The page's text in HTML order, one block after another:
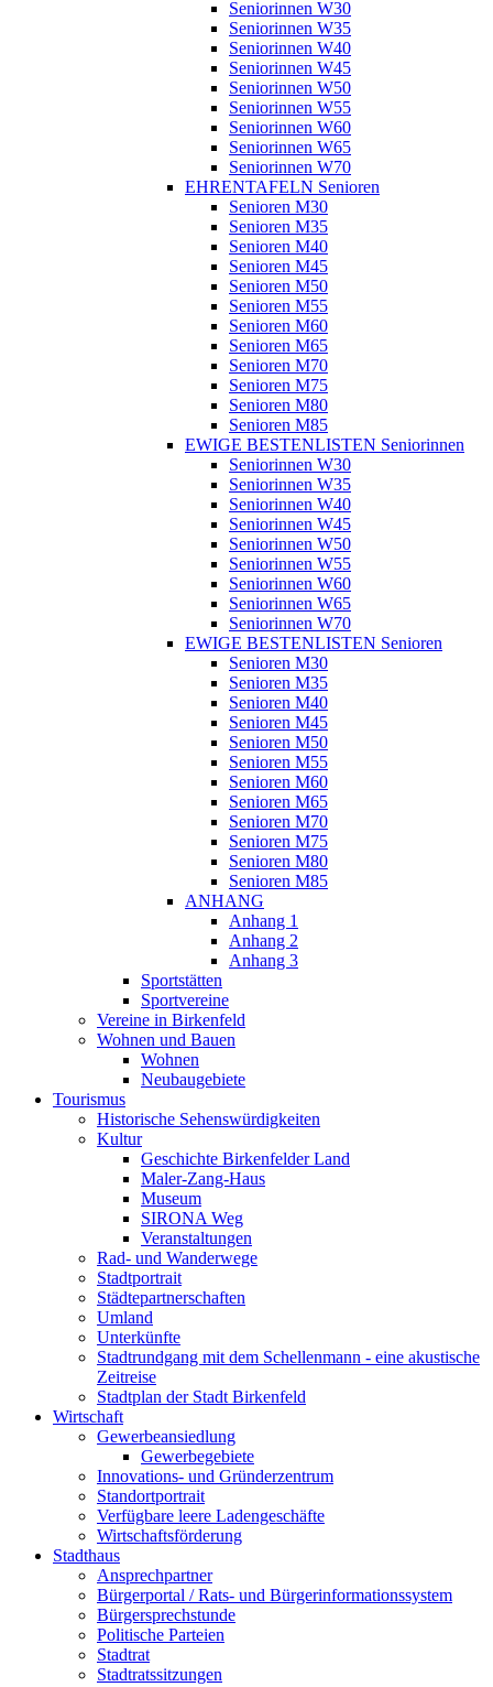
Seniorinnen W30
Seniorinnen W35
Seniorinnen W40
Seniorinnen W45
Seniorinnen W50
Seniorinnen W55
Seniorinnen W60
Seniorinnen W65
Seniorinnen W70
EHRENTAFELN Senioren
Senioren M30
Senioren M35
Senioren M40
Senioren M45
Senioren M50
Senioren M55
Senioren M60
Senioren M65
Senioren M70
Senioren M75
Senioren M80
Senioren M85
EWIGE BESTENLISTEN Seniorinnen
Seniorinnen W30
Seniorinnen W35
Seniorinnen W40
Seniorinnen W45
Seniorinnen W50
Seniorinnen W55
Seniorinnen W60
Seniorinnen W65
Seniorinnen W70
EWIGE BESTENLISTEN Senioren
Senioren M30
Senioren M35
Senioren M40
Senioren M45
Senioren M50
Senioren M55
Senioren M60
Senioren M65
Senioren M70
Senioren M75
Senioren M80
Senioren M85
ANHANG
Anhang 1
Anhang 2
Anhang 3
Sportstätten
Sportvereine
Vereine in Birkenfeld
Wohnen und Bauen
Wohnen
Neubaugebiete
Tourismus
Historische Sehenswürdigkeiten
Kultur
Geschichte Birkenfelder Land
Maler-Zang-Haus
Museum
SIRONA Weg
Veranstaltungen
Rad- und Wanderwege
Stadtportrait
Städtepartnerschaften
Umland
Unterkünfte
Stadtrundgang mit dem Schellenmann - eine akustische
Zeitreise
Stadtplan der Stadt Birkenfeld
Wirtschaft
Gewerbeansiedlung
Gewerbegebiete
Innovations- und Gründerzentrum
Standortportrait
Verfügbare leere Ladengeschäfte
Wirtschaftsförderung
Stadthaus
Ansprechpartner
Bürgerportal / Rats- und Bürgerinformationssystem
Bürgersprechstunde
Politische Parteien
Stadtrat
Stadtratssitzungen